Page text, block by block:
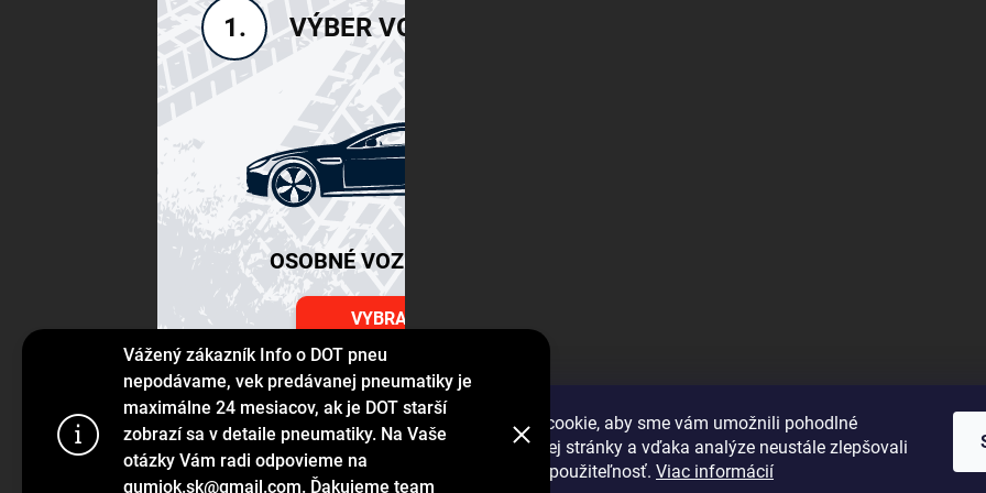
Používame súbory cookie, aby sme vám umožnili pohodlné
prehliadanie webovej stránky a vďaka analýze neustále zlepšovali
jej funkcie, výkon a použiteľnosť. Viac informácií
Vážený zákazník Info o DOT pneu
nepodávame, vek predávanej pneumatiky je
maximálne 24 mesiacov, ak je DOT starší
zobrazí sa v detaile pneumatiky. Na Vaše
otázky Vám radi odpovieme na
gumiok.sk@gmail.com. Ďakujeme team
1. VÝBER VOZIDLA
OSOBNÉ VOZIDLÁ SUV
VYBRAŤ